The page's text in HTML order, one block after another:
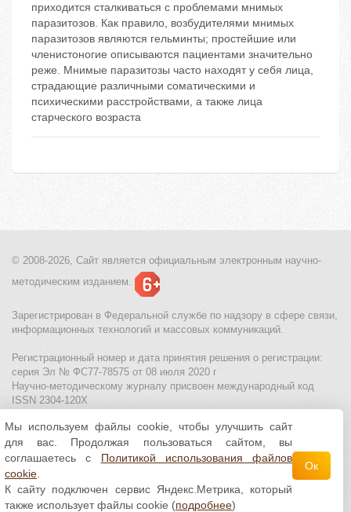
приходится сталкиваться с проблемами мнимых
паразитозов. Как правило, возбудителями мнимых
паразитозов являются гельминты; простейшие или
членистоногие описываются пациентами значительно
реже. Мнимые паразитозы часто находят у себя лица,
страдающие различными соматическими и
психическими расстройствами, а также лица
старческого возраста
© 2008-2026, Сайт является официальным электронным научно-
методическим изданием.
Зарегистрирован в Федеральной службе по надзору в сфере связи,
информационных технологий и массовых коммуникаций.
Регистрационный номер и дата принятия решения о регистрации:
серия Эл № ФС77-78575 от 08 июля 2020 г
Научно-методическому журналу присвоен международный код
ISSN 2304-120X
МЦИТО|Школьные олимпиады и онлайн конкурсы для детей
Политика использования файлов cookie| Политика обработки и
защиты персональных данных
Все материалы доступны полицензии Creative
Commons С указанием авторства 4.0 Всемирная
Мы используем файлы cookie, чтобы улучшить сайт
для вас. Продолжая пользоваться сайтом, вы
соглашаетесь с Политикой использования файлов
cookie
К сайту подключен сервис Яндекс.Метрика, который
также использует файлы cookie (подробнее)
Ок